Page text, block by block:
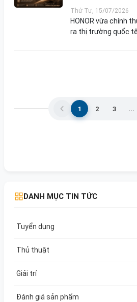
Số Kỹ Thuật Và
Khúc Khách
Thứ Tư, 15/07/2026
HONOR vừa chính
ra thị trường quốc
1 2 3 ...
DANH MỤC TIN TỨC
Tuyển dụng
Thủ thuật
Giải trí
Đánh giá sản phẩm